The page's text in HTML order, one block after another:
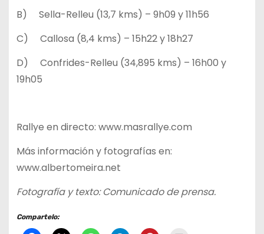
B) Sella-Relleu (13,7 kms) – 9h09 y 11h56
C) Callosa (8,4 kms) – 15h22 y 18h27
D) Confrides-Relleu (34,895 kms) – 16h00 y
19h05
Rallye en directo: www.masrallye.com
Más información y fotografías en:
www.albertomeira.net
Fotografía y texto: Comunicado de prensa.
Compartelo: